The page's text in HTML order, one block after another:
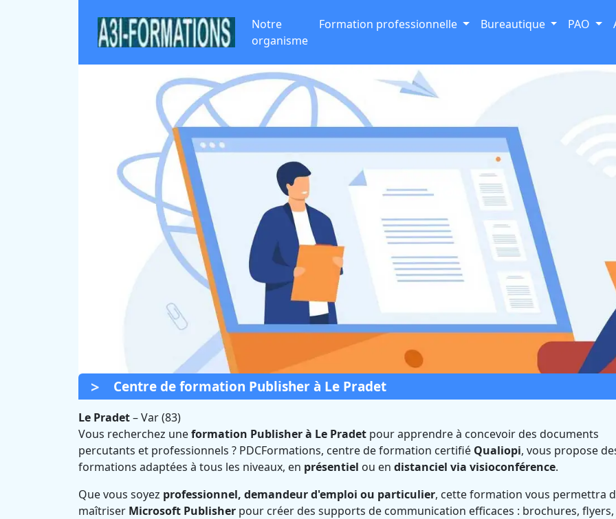
Notre
organisme
Formation professionnelle Bureautique PAO
Formation Publisher à Le Pradet
Certifié Qualiopi et éligible CPF
Centre de formation Publisher à Le Pradet
Le Pradet–Var (83)
Vous recherchez uneformation Publisher à Le Pradet pour apprendre à concevoir des documents
percutants et professionnels ? PDCFormations, centre de formation certifié Qualiopi, vous propose
formations adaptées à tous les niveaux, en présentiel ou en distanciel via visioconférence.
Que vous soyez professionnel, demandeur d'emploi ou particulier, cette formation vous permettra
maîtriser Microsoft Publisher pour créer des supports de communication efficaces : brochures, flyers,